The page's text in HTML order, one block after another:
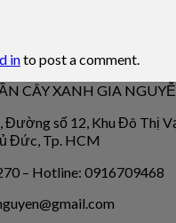
into post a comment.
CÂY XANH GIA
Đường số 12, Khu Đô Thị
Đức, Tp. HCM
– Hotline: 0916709468